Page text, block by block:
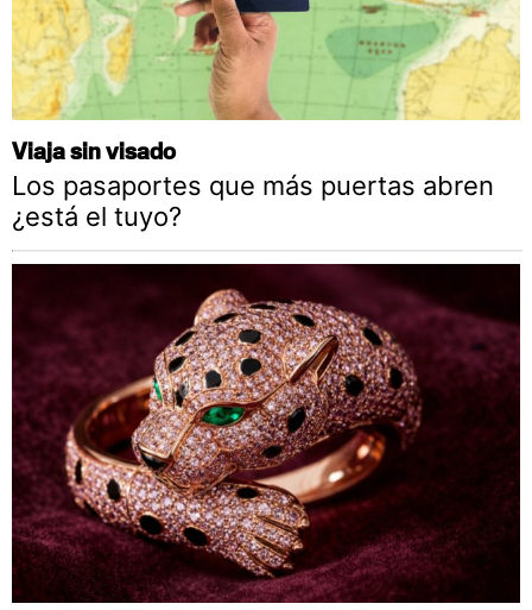
Viaja sin visado
Los pasaportes que más puertas abren
¿está el tuyo?